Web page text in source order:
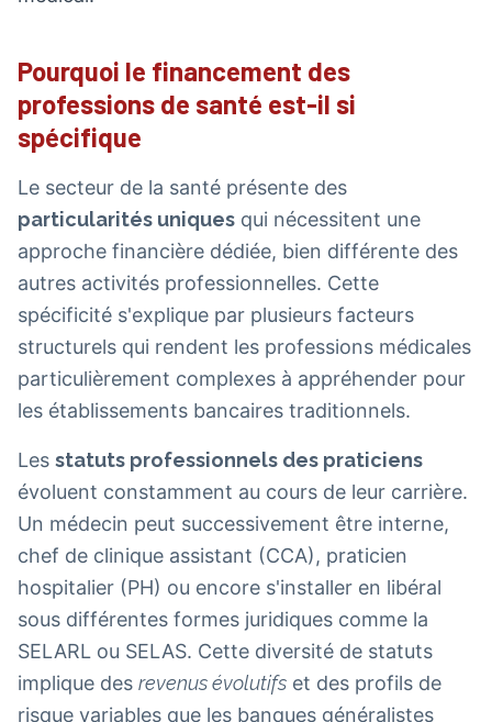
Pourquoi le financement des
professions de santé est-il si
spécifique
Le secteur de la santé présente des
particularités uniques qui nécessitent une
approche financière dédiée, bien différente des
autres activités professionnelles. Cette
spécificité s'explique par plusieurs facteurs
structurels qui rendent les professions médicales
particulièrement complexes à appréhender pour
les établissements bancaires traditionnels.
Les statuts professionnels des praticiens
évoluent constamment au cours de leur carrière.
Un médecin peut successivement être interne,
chef de clinique assistant (CCA), praticien
hospitalier (PH) ou encore s'installer en libéral
sous différentes formes juridiques comme la
SELARL ou SELAS. Cette diversité de statuts
implique des revenus évolutifs et des profils de
risque variables que les banques généralistes